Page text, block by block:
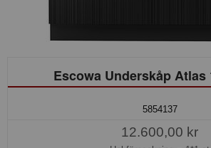
Escowa Underskåp Atlas
5854137
12.600,00 kr